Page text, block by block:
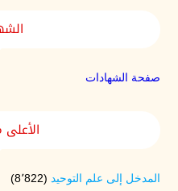
صفحة الشهادات
المدخل إلى علم التوحيد (8٬822)